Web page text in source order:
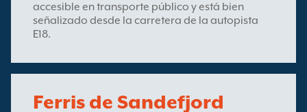
accesible en transporte público y está bien
señalizado desde la carretera de la autopista
E18.
Ferris de Sandefjord